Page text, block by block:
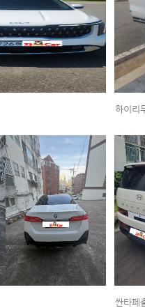
하이리
싼타페